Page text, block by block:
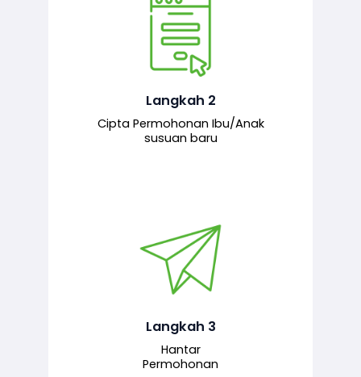
Langkah 2
Cipta Permohonan Ibu/Anak
susuan baru
Pemohon mengisi borang
permohonan bagi pendaftaran
baharu melalui sistem.
Langkah 3
Hantar
Permohonan
Permohonan yang lengkap dihantar
untuk proses semakan dan
bertanggungjawab.